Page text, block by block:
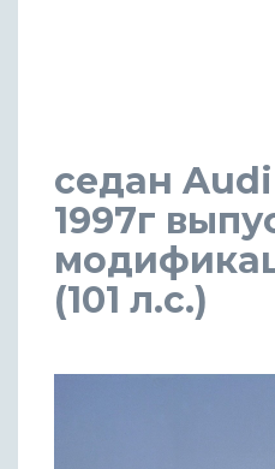
седан Audi
1997г
(101 л.с.)